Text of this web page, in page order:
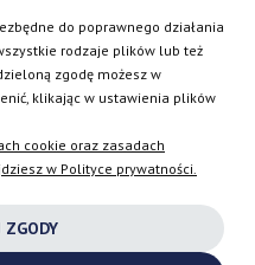
do poprawnego działania
rodzaje plików lub też
zgodę możesz w
klikając w ustawienia plików
cookie oraz zasadach
w Polityce prywatności.
ZGODY